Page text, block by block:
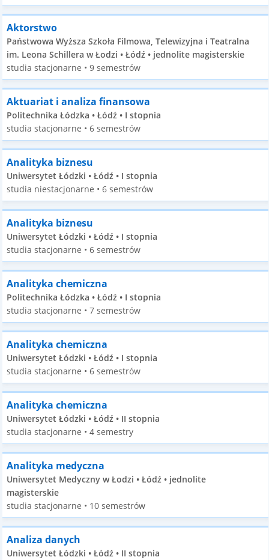
Aktorstwo
Państwowa Wyższa Szkoła Filmowa, Telewizyjna i Teatralna
im. Leona Schillera w Łodzi • Łódź • jednolite magisterskie
studia stacjonarne • 9 semestrów
Aktuariat i analiza finansowa
Politechnika Łódzka • Łódź • I stopnia
studia stacjonarne • 6 semestrów
Analityka biznesu
Uniwersytet Łódzki • Łódź • I stopnia
studia niestacjonarne • 6 semestrów
Analityka biznesu
Uniwersytet Łódzki • Łódź • I stopnia
studia stacjonarne • 6 semestrów
Analityka chemiczna
Politechnika Łódzka • Łódź • I stopnia
studia stacjonarne • 7 semestrów
Analityka chemiczna
Uniwersytet Łódzki • Łódź • I stopnia
studia stacjonarne • 6 semestrów
Analityka chemiczna
Uniwersytet Łódzki • Łódź • II stopnia
studia stacjonarne • 4 semestry
Analityka medyczna
Uniwersytet Medyczny w Łodzi • Łódź • jednolite
magisterskie
studia stacjonarne • 10 semestrów
Analiza danych
Uniwersytet Łódzki • Łódź • II stopnia